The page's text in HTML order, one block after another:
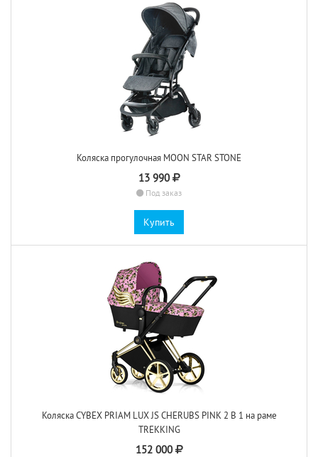
Коляска прогулочная MOON STAR STONE
13 990
Под заказ
Купить
Коляска CYBEX PRIAM LUX JS CHERUBS PINK 2 В 1 на раме
TREKKING
152 000